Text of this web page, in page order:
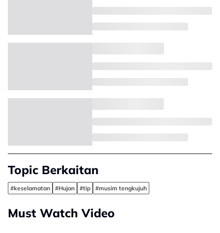
Topic Berkaitan
#keselamatan #Hujan #tip #musim tengkujuh
Must Watch Video